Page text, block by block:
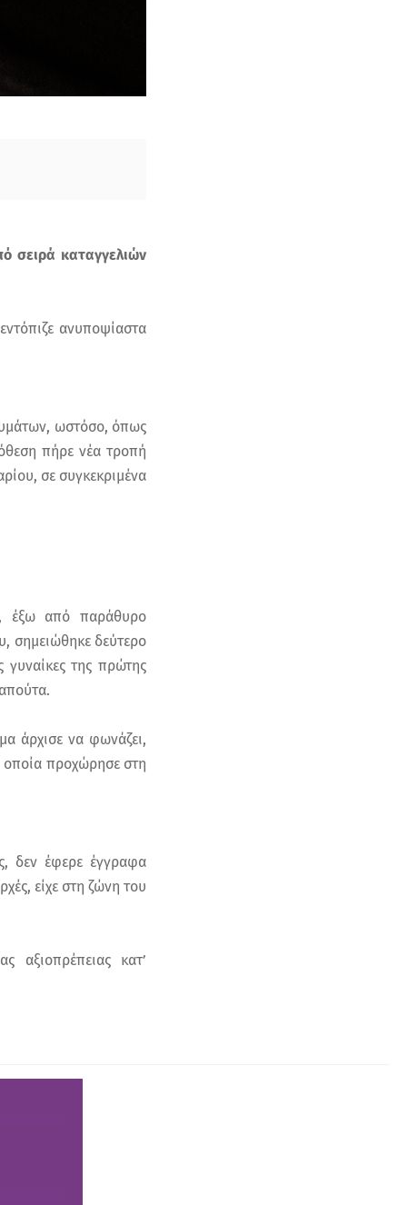
σειρά καταγγελιών
ανυποψίαστα
ωστόσο, όπως
πήρε νέα τροπή
σε συγκεκριμένα
έξω από παράθυρο
σημειώθηκε δεύτερο
της πρώτης
άρχισε να φωνάζει,
οποία προχώρησε στη
δεν έφερε έγγραφα
είχε στη ζώνη του
αξιοπρέπειας κατ’